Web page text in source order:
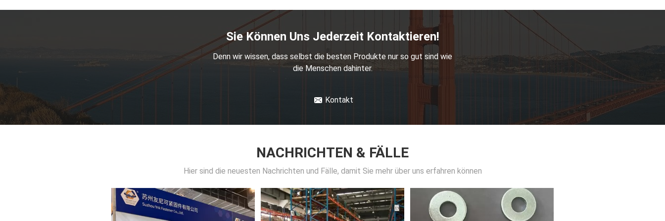
USS Wascher/Flachstahlwascher, 1/4" - 3", Zinkplattiert/HDG
F436M Waschmaschine/Flachstahlwaschmaschine, M12-M100, einfache/HDG
Sie Können Uns Jederzeit Kontaktieren!
Denn wir wissen, dass selbst die besten Produkte nur so gut sind wie
die Menschen dahinter.
Kontakt
NACHRICHTEN & FÄLLE
Hier sind die neuesten Nachrichten und Fälle, damit Sie mehr über uns erfahren können